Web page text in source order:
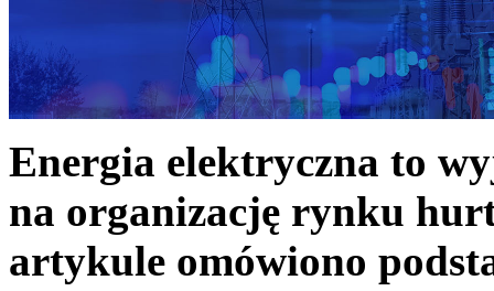
Energia elektryczna to
na organizację rynku
artykule omówiono